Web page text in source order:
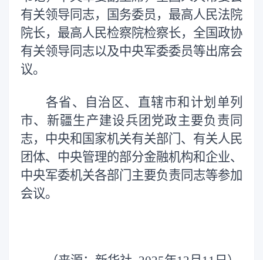
有关领导同志，国务委员，最高人民法院
院长，最高人民检察院检察长，全国政协
有关领导同志以及中央军委委员等出席会
议。
各省、自治区、直辖市和计划单列
市、新疆生产建设兵团党政主要负责同
志，中央和国家机关有关部门、有关人民
团体、中央管理的部分金融机构和企业、
中央军委机关各部门主要负责同志等参加
会议。